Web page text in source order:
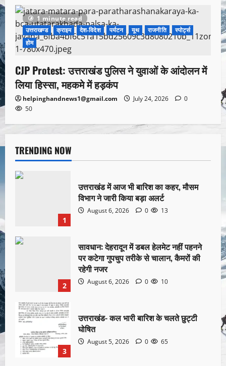
1 minute read
उत्तराखण्ड
क्राइम देश-विदेश पर्यटन यूथ राजनीति
स्पोर्ट्स
होम
CJP Protest: उत्तराखंड पुलिस ने युवाओं के आंदोलन में
लिया हिस्सा, महकमे में हड़कंप
helpinghandnews1@gmail.com July 24, 2026
0
50
TRENDING NOW
1
उत्तराखंड में आज भी बारिश का कहर, मौसम
विभाग ने जारी किया बड़ा अलर्ट
August 6, 2026 0 13
2
सावधान: देहरादून में डबल हेलमेट नहीं पहनने
पर कटेगा गुपचुप तरीके से चालान, कैमरों की
रहेगी नजर
August 6, 2026 0 10
3
उत्तराखंड- कल भारी बारिश के चलते छुट्टी
घोषित
August 5, 2026 0 65